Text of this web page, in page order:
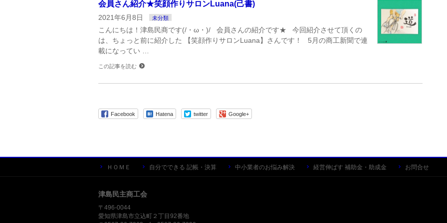
会員さん紹介★笑顔作りサロンLuana(己書)
2021年6月8日 未分類
こんにちは！津島民商です(/・ω・)/ 会員さんの紹介です★ 今回紹介させて頂くの
は、ちょっと前に紹介した 【笑顔作りサロンLuana】さんです！ 5月の商工新聞で連
載になってい …
この記事を読む
Facebook Hatena twitter Google+
ＨＯＭＥ 自分でできる 記帳・決算 中小業者のお悩み解決 経営伸ばす 補助金・助成金 お問合せ
津島民主商工会
〒496-0044
愛知県津島市立込町２丁目92番地